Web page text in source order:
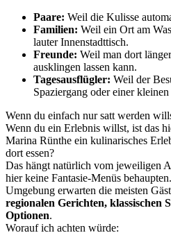
Paare: Weil die Kulisse
Familien: Weil ein Ort am
lauter Innenstadttisch.
Freunde: Weil man dort
ausklingen lassen kann.
Tagesausflügler: Weil der
Spaziergang oder einer
Wenn du einfach nur satt werden
Wenn du ein Erlebnis willst, ist das
Marina Rünthe ein kulinarisches
dort essen?
Das hängt natürlich vom jeweiligen
hier keine Fantasie-Menüs
Umgebung erwarten die meisten
regionalen Gerichten, klassischen
Optionen.
Worauf ich achten würde: